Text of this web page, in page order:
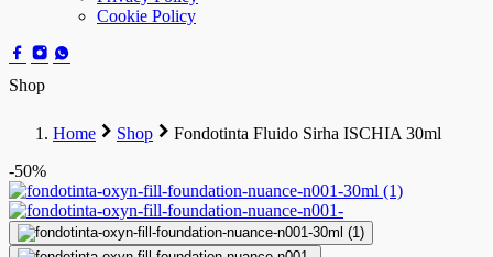
Cookie Policy
Shop
Home Shop
Fondotinta Fluido Sirha ISCHIA 30ml
-50%